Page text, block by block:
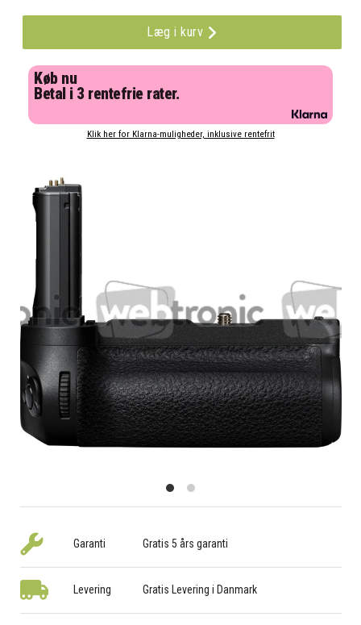
Læg i kurv
Køb nu
Betal i 3 rentefrie rater.
Klik her for Klarna-muligheder, inklusive rentefrit
Garanti Gratis 5 års garanti
Levering Gratis Levering i Danmark